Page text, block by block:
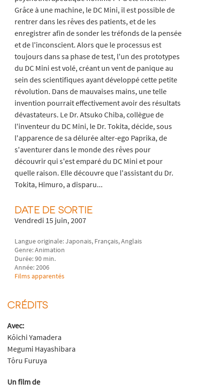
Grâce à une machine, le DC Mini, il est possible de
rentrer dans les rêves des patients, et de les
enregistrer afin de sonder les tréfonds de la pensée
et de l'inconscient. Alors que le processus est
toujours dans sa phase de test, l'un des prototypes
du DC Mini est volé, créant un vent de panique au
sein des scientifiques ayant développé cette petite
révolution. Dans de mauvaises mains, une telle
invention pourrait effectivement avoir des résultats
dévastateurs. Le Dr. Atsuko Chiba, collègue de
l'inventeur du DC Mini, le Dr. Tokita, décide, sous
l'apparence de sa délurée alter-ego Paprika, de
s'aventurer dans le monde des rêves pour
découvrir qui s'est emparé du DC Mini et pour
quelle raison. Elle découvre que l'assistant du Dr.
Tokita, Himuro, a disparu...
DATE DE SORTIE
Vendredi 15 juin, 2007
Langue originale: Japonais, Français, Anglais
Genre: Animation
Durée: 90 min.
Année: 2006
Films apparentés
CRÉDITS
Avec:
Kôichi Yamadera
Megumi Hayashibara
Tôru Furuya
Un film de